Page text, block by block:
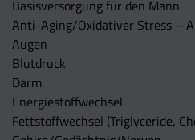
Basisversorgung für den Mann
Anti-Aging/Oxidativer Stress –
Augen
Blutdruck
Darm
Energiestoffwechsel
Fettstoffwechsel (Triglyceride,